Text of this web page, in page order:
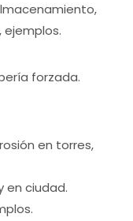
ejemplos.
forzada.
en torres,
en ciudad.